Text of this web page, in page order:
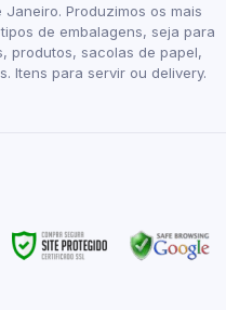
Janeiro. Produzimos os mais
de embalagens, seja para
produtos, sacolas de papel,
Itens para servir ou delivery.